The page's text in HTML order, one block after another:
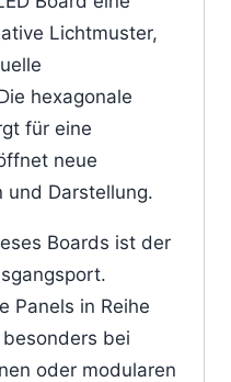
Lichtmuster,
hexagonale
für eine
neue
und Darstellung.
Boards ist der
Panels in Reihe
bei
oder modularen